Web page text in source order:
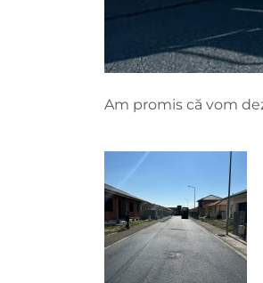
Am promis că vom